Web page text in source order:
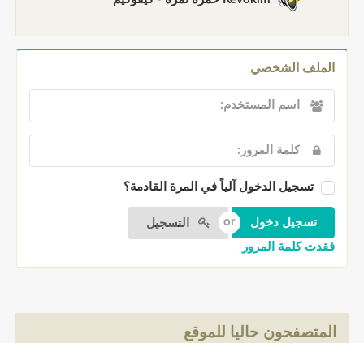
الملف الشخصي
تسجيل الدخول آلياً في المرة القادمة؟
التسجيل
فقدت كلمة المرور
المتصفحون حاليا للموقع